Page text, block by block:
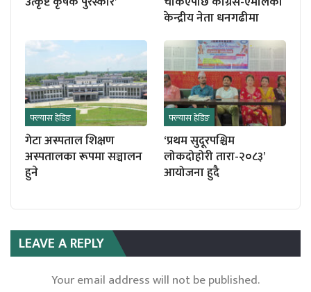
केन्द्रीय नेता धनगढीमा
फ्ल्यास हेडिङ
गेटा अस्पताल शिक्षण
अस्पतालका रूपमा सञ्चालन
हुने
फ्ल्यास हेडिङ
‘प्रथम सुदूरपश्चिम
लोकदोहोरी तारा-२०८३’
आयोजना हुदै
LEAVE A REPLY
Your email address will not be published.